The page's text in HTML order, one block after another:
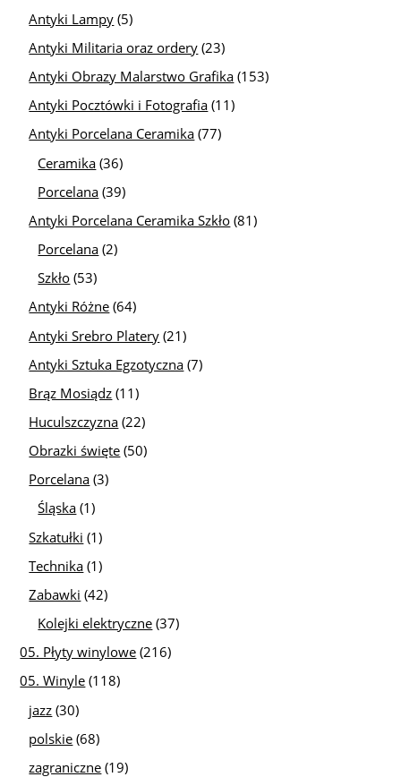
Antyki Lampy (5)
Antyki Militaria oraz ordery (23)
Antyki Obrazy Malarstwo Grafika (153)
Antyki Pocztówki i Fotografia (11)
Antyki Porcelana Ceramika (77)
Ceramika (36)
Porcelana (39)
Antyki Porcelana Ceramika Szkło (81)
Porcelana (2)
Szkło (53)
Antyki Różne (64)
Antyki Srebro Platery (21)
Antyki Sztuka Egzotyczna (7)
Brąz Mosiądz (11)
Huculszczyzna (22)
Obrazki święte (50)
Porcelana (3)
Śląska (1)
Szkatułki (1)
Technika (1)
Zabawki (42)
Kolejki elektryczne (37)
05. Płyty winylowe (216)
05. Winyle (118)
jazz (30)
polskie (68)
zagraniczne (19)